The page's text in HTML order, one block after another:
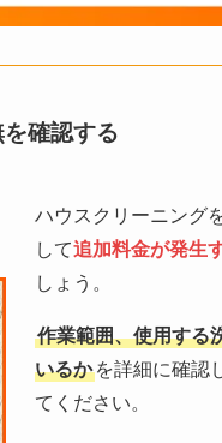
確認する
ハウスクリーニング
して追加料金が発生
しょう。
作業範囲、使用する
いるかを詳細に確認
てください。